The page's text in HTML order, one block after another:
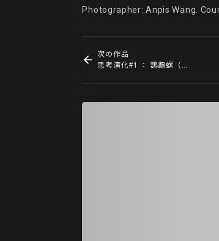
Photographer: Anpis Wang.
次の作品
思考演化#1 ： 鸚鵡螺（菊石） Think Evolution #1 : Kikuishi (Ammonite)